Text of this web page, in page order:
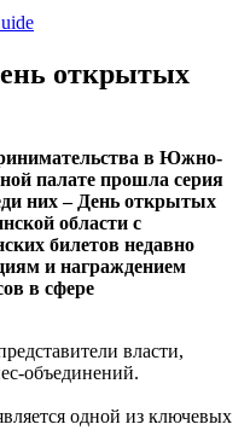
открытых
в Южно-
палате прошла серия
них – День открытых
области с
билетов недавно
и награждением
в сфере
власти,
объединений.
одной из ключевых